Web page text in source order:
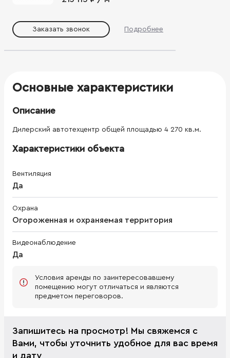
Заказать звонок Подробнее
Основные характеристики
Описание
Дилерский автотехцентр общей площадью 4 270 кв.м.
Характеристики объекта
Вентиляция
Да
Охрана
Огороженная и охраняемая территория
Видеонаблюдение
Да
Условия аренды по заинтересовавшему
помещению могут отличаться и являются
предметом переговоров.
Запишитесь на просмотр! Мы свяжемся с
Вами, чтобы уточнить удобное для вас время
и дату